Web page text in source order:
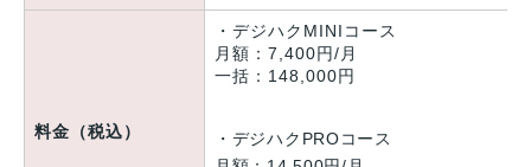
料金（税込）
・デジハクMINIコース
月額：7,400円/月
一括：148,000円
・デジハクPROコース